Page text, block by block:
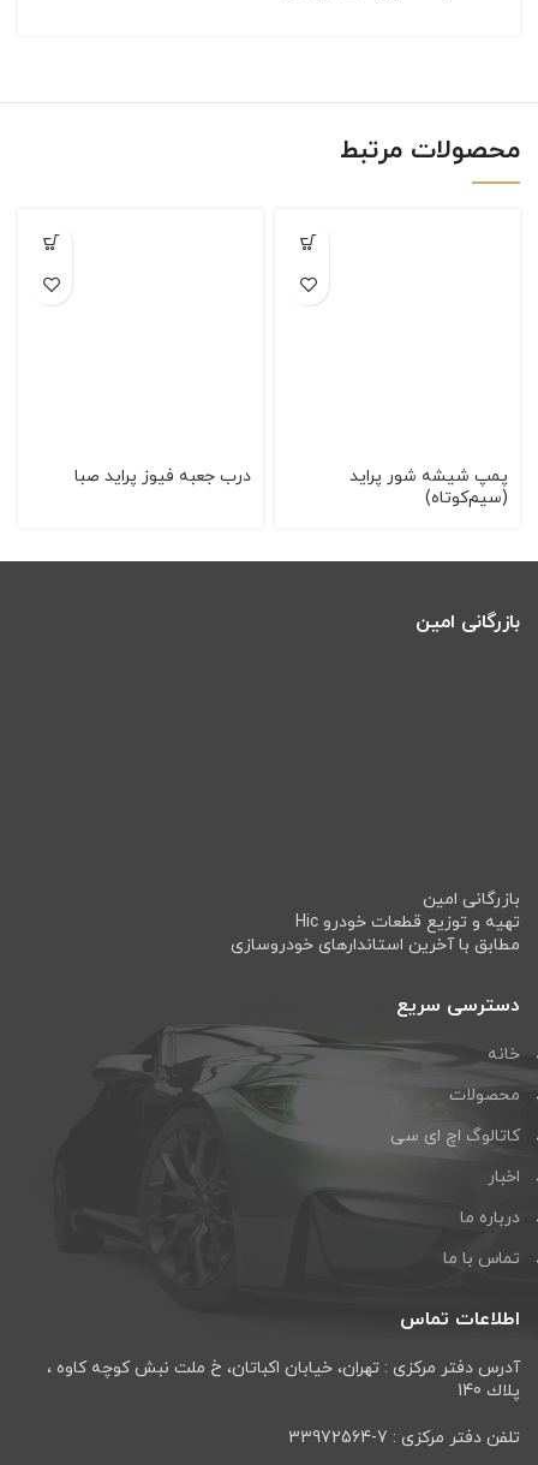
محصولات مرتبط
پمپ شيشه شور پرايد
(سيم‌کوتاه)
درب جعبه فیوز پراید صبا
بازرگانی امین
بازرگانی امین
تهیه و توزیع قطعات خودرو Hic
مطابق با آخرین استاندارهای خودروسازی
دسترسی سریع
خانه
محصولات
کاتالوگ اچ ای سی
اخبار
درباره ما
تماس با ما
اطلاعات تماس
آدرس دفتر مرکزی : تهران، خيابان اكباتان، خ ملت نبش كوچه كاوه ،
پلاك 140
تلفن دفتر مرکزی : 7-33972564